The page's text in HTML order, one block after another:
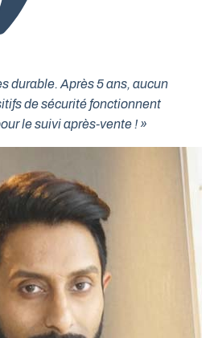
durable. Après 5 ans, aucun
de sécurité fonctionnent
le suivi après-vente ! »